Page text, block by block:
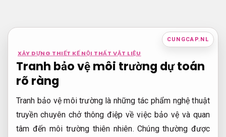
nội
CUNGCAP.NL
XÂY DỰNG THIẾT KẾ NỘI THẤT VẬT LIỆU
Tranh bảo vệ môi trường dự toán
rõ ràng
Tranh bảo vệ môi trường là những tác phẩm nghệ thuật
truyền chuyên chở thông điệp về việc bảo vệ và quan
tâm đến môi trường thiên nhiên. Chúng thường được